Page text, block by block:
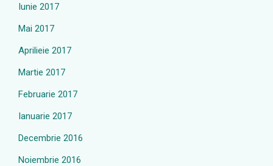
Iunie 2017
Mai 2017
Aprilieie 2017
Martie 2017
Februarie 2017
Ianuarie 2017
Decembrie 2016
Noiembrie 2016